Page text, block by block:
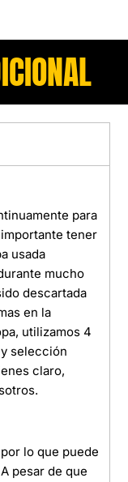
para
tener
usada
mucho
descartada
en la
utilizamos 4
selección
claro,
lo que puede
pesar de que